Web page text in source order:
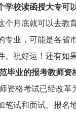
学校读函授大专可
个月底就可以去教
专业，可能是各省
。祝好运！还有如
毕业的报考教师
资格考试已经改
笔试和面试。报名